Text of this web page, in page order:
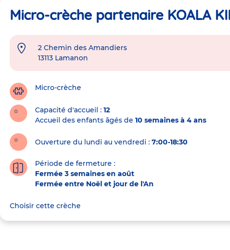
Micro-crèche partenaire KOALA
Adresse
crèche
2 Chemin des Amandiers
13113 Lamanon
Micro-crèche
Capacité d'accueil
12
Accueil des enfants âgés de 10 semaines à 4 ans
Ouverture du lundi au vendredi : 7:00-18:30
Période de fermeture :
Fermée 3 semaines en août
Fermée entre Noël et jour de l'An
Choisir cette crèche